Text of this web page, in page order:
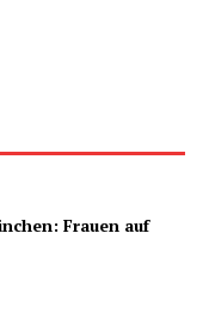
Frauen auf